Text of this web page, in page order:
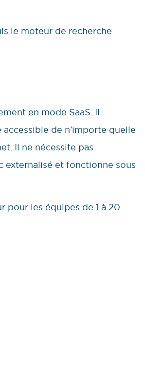
le moteur de recherche
en mode SaaS. Il
de n’importe quelle
Il ne nécessite pas
externalisé et fonctionne sous
les équipes de 1 à 20